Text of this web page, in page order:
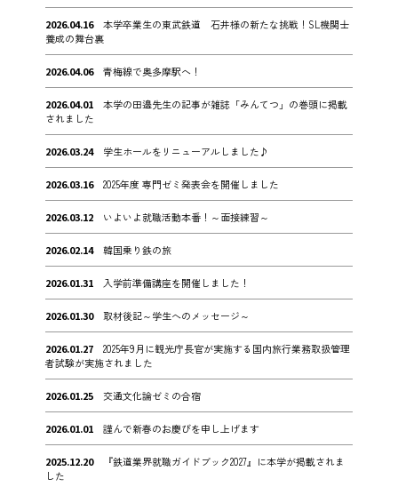
2026.04.16
本学卒業生の東武鉄道 石井様の新たな挑戦！SL機関士
養成の舞台裏
2026.04.06 青梅線で奥多摩駅へ！
2026.04.01
本学の田邉先生の記事が雑誌「みんてつ」の巻頭に掲載
されました
2026.03.24 学生ホールをリニューアルしました♪
2026.03.16 2025年度 専門ゼミ発表会を開催しました
2026.03.12 いよいよ就職活動本番！～面接練習～
2026.02.14 韓国乗り鉄の旅
2026.01.31 入学前準備講座を開催しました！
2026.01.30 取材後記～学生へのメッセージ～
2026.01.27
2025年9月に観光庁長官が実施する国内旅行業務取扱管理
者試験が実施されました
2026.01.25 交通文化論ゼミの合宿
2026.01.01 謹んで新春のお慶びを申し上げます
2025.12.20
『鉄道業界就職ガイドブック2027』に本学が掲載されま
した